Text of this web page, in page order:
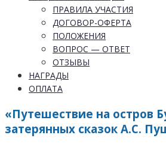
ПРАВИЛА УЧАСТИЯ
ДОГОВОР-ОФЕРТА
ПОЛОЖЕНИЯ
ВОПРОС — ОТВЕТ
ОТЗЫВЫ
НАГРАДЫ
ОПЛАТА
«Путешествие на остров
затерянных сказок А.С.